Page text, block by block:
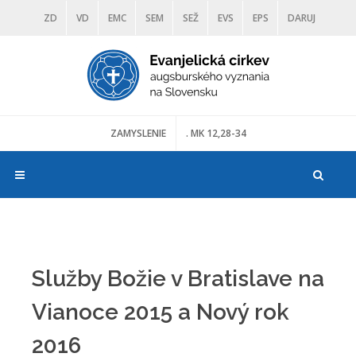
ZD VD EMC SEM SEŽ EVS EPS DARUJ
DIAKONIA ŠKOLY TRANOSCIUS
ZAMYSLENIE . MK 12,28-34
Služby Božie v Bratislave na
Vianoce 2015 a Nový rok
2016